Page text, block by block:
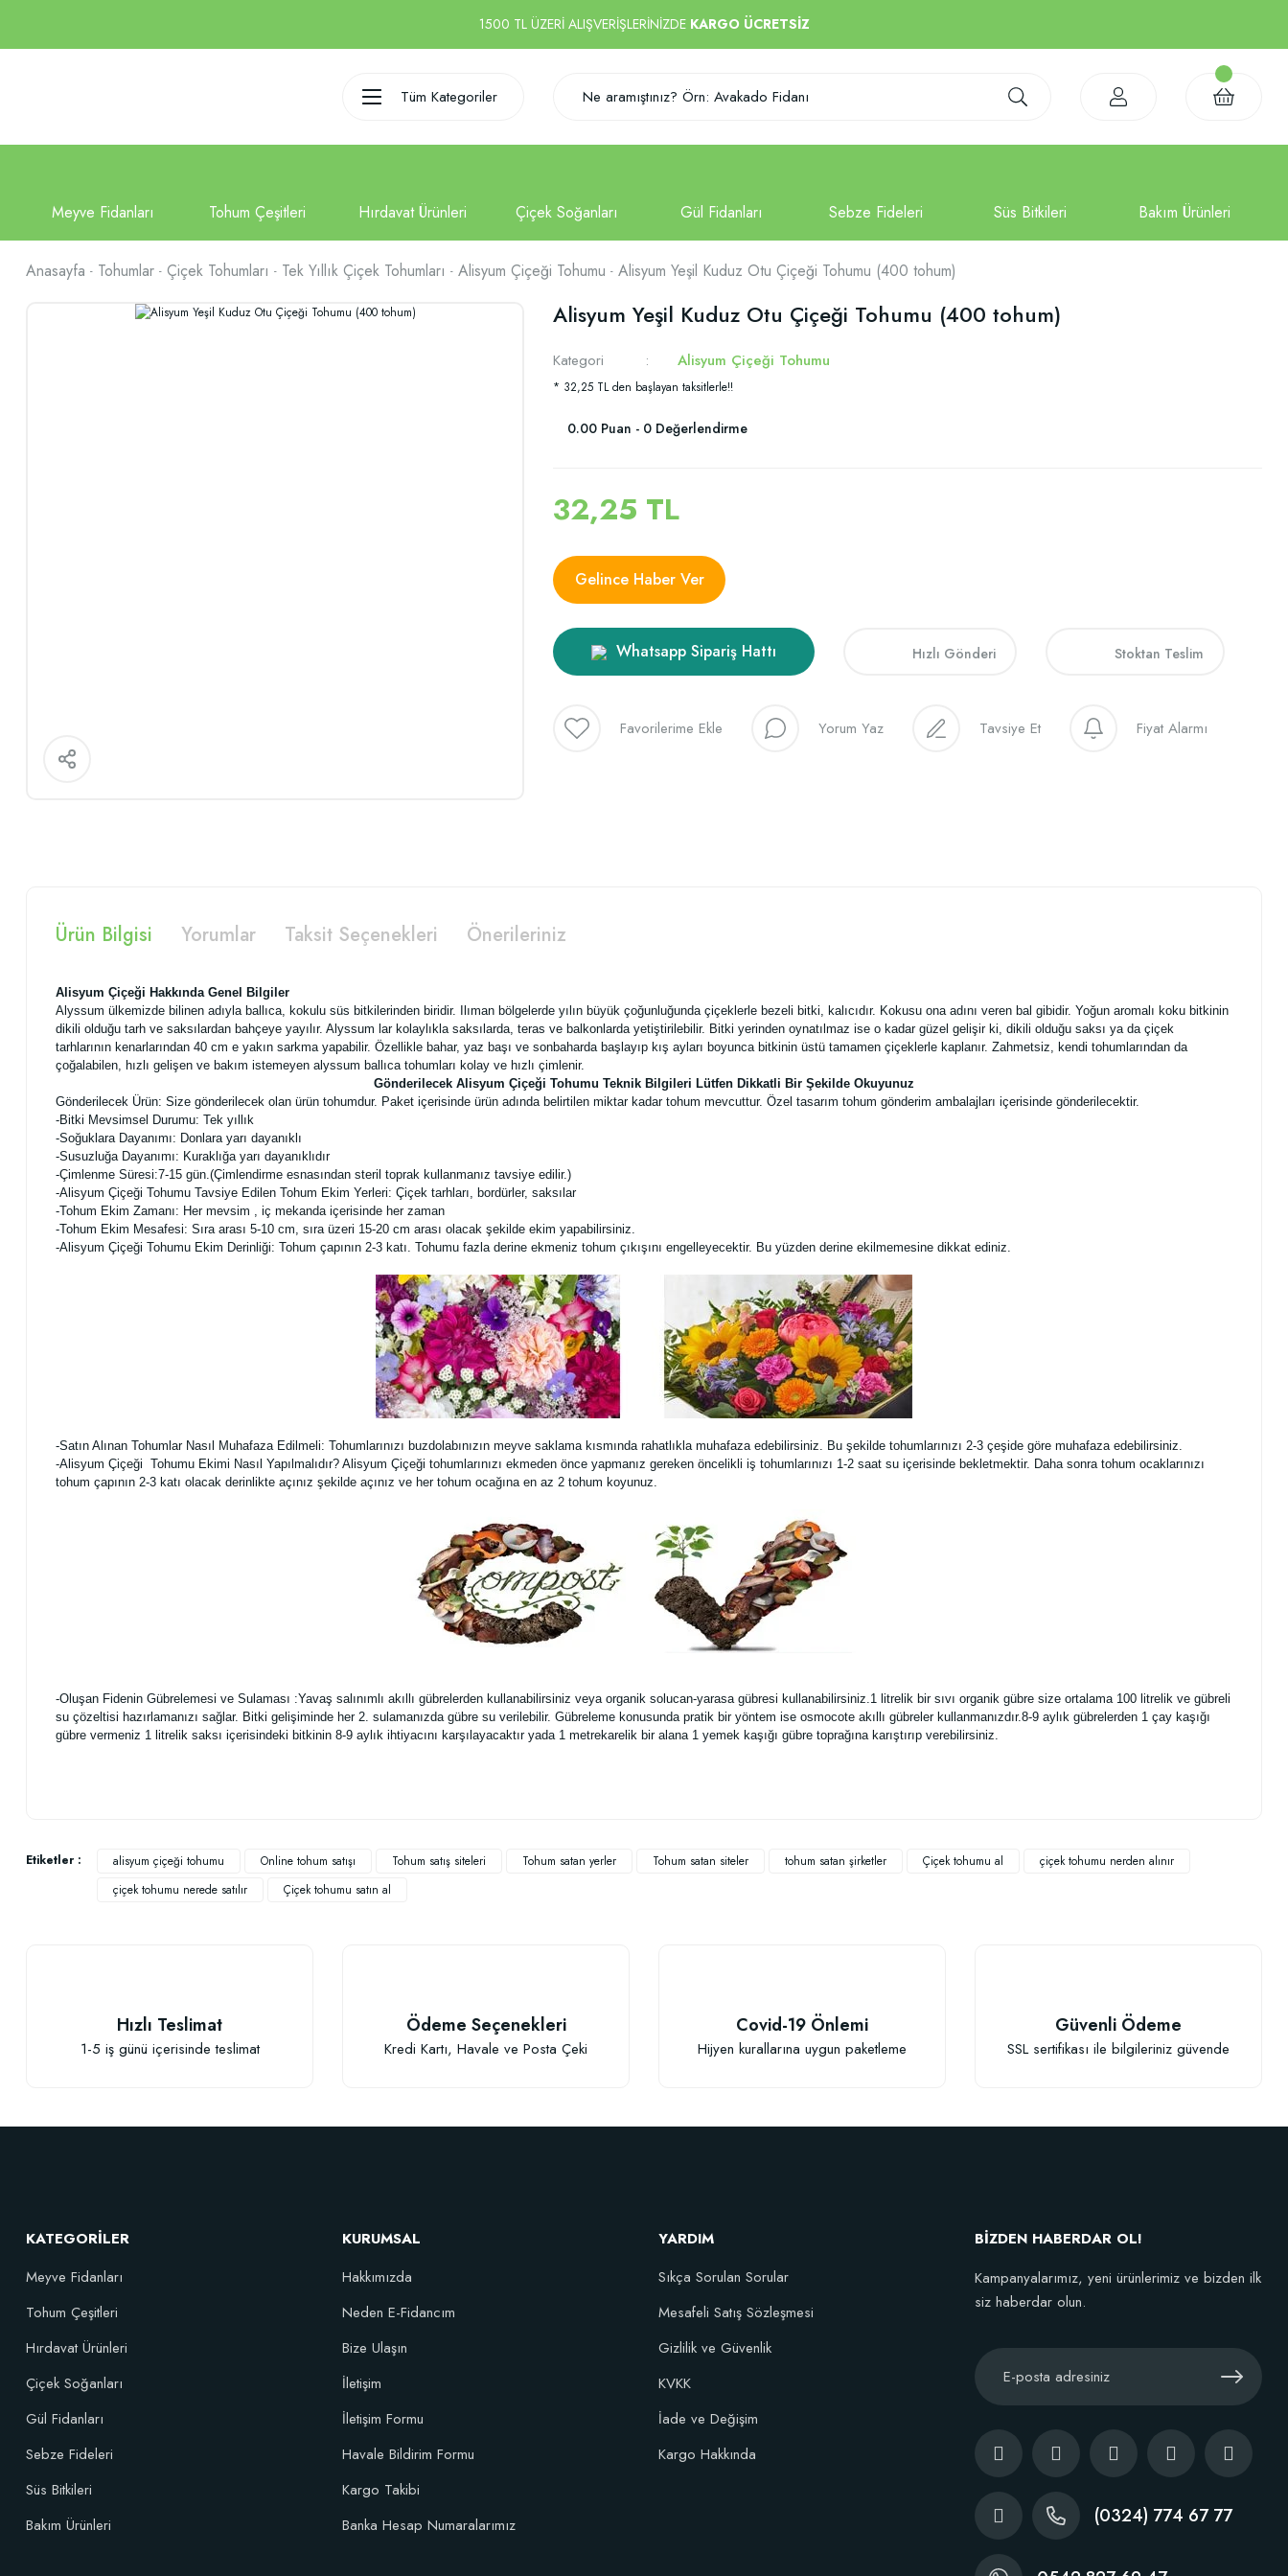
1500 TL ÜZERİ ALIŞVERİŞLERİNİZDE KARGO ÜCRETSİZ
Tüm Kategoriler
Anasayfa Tohumlar Çiçek Tohumları Tek Yıllık Çiçek Tohumları Alisyum Çiçeği Tohumu Alisyum Yeşil Kuduz Otu Çiçeği Tohumu (400 tohum)
Alisyum Yeşil Kuduz Otu Çiçeği Tohumu (400 tohum)
Kategori Alisyum Çiçeği Tohumu
* 32,25 TL den başlayan taksitlerle!!
0.00 Puan - 0 Değerlendirme
32,25 TL
Gelince Haber Ver
Whatsapp Sipariş Hattı Hızlı Gönderi Stoktan Teslim
Yorum Yaz Tavsiye Et Fiyat Alarmı
Ürün Bilgisi Yorumlar Taksit Seçenekleri Önerileriniz
Alisyum Çiçeği Hakkında Genel Bilgiler
Alyssum ülkemizde bilinen adıyla ballıca, kokulu süs bitkilerinden biridir. Ilıman bölgelerde yılın büyük çoğunluğunda çiçeklerle bezeli bitki, kalıcıdır. Kokusu ona adını veren bal gibidir. Yoğun aromalı koku bitkinin
dikili olduğu tarh ve saksılardan bahçeye yayılır. Alyssum lar kolaylıkla saksılarda, teras ve balkonlarda yetiştirilebilir. Bitki yerinden oynatılmaz ise o kadar güzel gelişir ki, dikili olduğu saksı ya da çiçek
tarhlarının kenarlarından 40 cm e yakın sarkma yapabilir. Özellikle bahar, yaz başı ve sonbaharda başlayıp kış ayları boyunca bitkinin üstü tamamen çiçeklerle kaplanır. Zahmetsiz, kendi tohumlarından da
çoğalabilen, hızlı gelişen ve bakım istemeyen alyssum ballıca tohumları kolay ve hızlı çimlenir.
Gönderilecek Alisyum Çiçeği Tohumu Teknik Bilgileri Lütfen Dikkatli Bir Şekilde Okuyunuz
Gönderilecek Ürün: Size gönderilecek olan ürün tohumdur. Paket içerisinde ürün adında belirtilen miktar kadar tohum mevcuttur. Özel tasarım tohum gönderim ambalajları içerisinde gönderilecektir.
-Bitki Mevsimsel Durumu: Tek yıllık
-Soğuklara Dayanımı: Donlara yarı dayanıklı
-Susuzluğa Dayanımı: Kuraklığa yarı dayanıklıdır
-Çimlenme Süresi:7-15 gün.(Çimlendirme esnasından steril toprak kullanmanız tavsiye edilir.)
-Alisyum Çiçeği Tohumu Tavsiye Edilen Tohum Ekim Yerleri: Çiçek tarhları, bordürler, saksılar
-Tohum Ekim Zamanı: Her mevsim , iç mekanda içerisinde her zaman
-Tohum Ekim Mesafesi: Sıra arası 5-10 cm, sıra üzeri 15-20 cm arası olacak şekilde ekim yapabilirsiniz.
-Alisyum Çiçeği Tohumu Ekim Derinliği: Tohum çapının 2-3 katı. Tohumu fazla derine ekmeniz tohum çıkışını engelleyecektir. Bu yüzden derine ekilmemesine dikkat ediniz.
-Satın Alınan Tohumlar Nasıl Muhafaza Edilmeli: Tohumlarınızı buzdolabınızın meyve saklama kısmında rahatlıkla muhafaza edebilirsiniz. Bu şekilde tohumlarınızı 2-3 çeşide göre muhafaza edebilirsiniz.
-Alisyum Çiçeği Tohumu Ekimi Nasıl Yapılmalıdır? Alisyum Çiçeği tohumlarınızı ekmeden önce yapmanız gereken öncelikli iş tohumlarınızı 1-2 saat su içerisinde bekletmektir. Daha sonra tohum ocaklarınızı
tohum çapının 2-3 katı olacak derinlikte açınız şekilde açınız ve her tohum ocağına en az 2 tohum koyunuz.
-Oluşan Fidenin Gübrelemesi ve Sulaması :Yavaş salınımlı akıllı gübrelerden kullanabilirsiniz veya organik solucan-yarasa gübresi kullanabilirsiniz.1 litrelik bir sıvı organik gübre size ortalama 100 litrelik ve gübreli
su çözeltisi hazırlamanızı sağlar. Bitki gelişiminde her 2. sulamanızda gübre su verilebilir. Gübreleme konusunda pratik bir yöntem ise osmocote akıllı gübreler kullanmanızdır.8-9 aylık gübrelerden 1 çay kaşığı
gübre vermeniz 1 litrelik saksı içerisindeki bitkinin 8-9 aylık ihtiyacını karşılayacaktır yada 1 metrekarelik bir alana 1 yemek kaşığı gübre toprağına karıştırıp verebilirsiniz.
Bu ürüne ilk yorumu siz yapın!
Ürün resmi kalitesiz, bozuk veya görüntülenemiyor.
Gönder
Etiketler : alisyum çiçeği tohumu Online tohum satışı Tohum satış siteleri Tohum satan yerler Tohum satan siteler tohum satan şirketler Çiçek tohumu al
çiçek tohumu nerden alınır
çiçek tohumu nerede satılır
Çiçek tohumu satın al
Hızlı Teslimat
1-5 iş günü içerisinde teslimat
Ödeme Seçenekleri
Kredi Kartı, Havale ve Posta Çeki
Covid-19 Önlemi
Hijyen kurallarına uygun paketleme
Güvenli Ödeme
SSL sertifikası ile bilgileriniz güvende
KATEGORİLER
Meyve Fidanları
Tohum Çeşitleri
Hırdavat Ürünleri
Çiçek Soğanları
Gül Fidanları
Sebze Fideleri
Süs Bitkileri
Bakım Ürünleri
KURUMSAL
Hakkımızda
Neden E-Fidancım
Bize Ulaşın
İletişim
İletişim Formu
Havale Bildirim Formu
Kargo Takibi
Banka Hesap Numaralarımız
YARDIM
Sıkça Sorulan Sorular
Mesafeli Satış Sözleşmesi
Gizlilik ve Güvenlik
KVKK
İade ve Değişim
Kargo Hakkında
BİZDEN HABERDAR OL!
Kampanyalarımız, yeni ürünlerimiz ve bizden ilk
siz haberdar olun.
(0324) 774 67 77